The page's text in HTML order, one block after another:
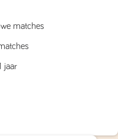
matches
jaar